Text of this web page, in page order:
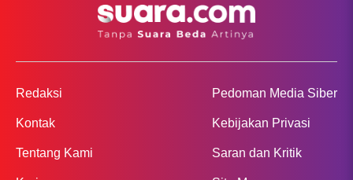
Redaksi
Kontak
Tentang Kami
Pedoman Media Siber
Kebijakan Privasi
Saran dan Kritik